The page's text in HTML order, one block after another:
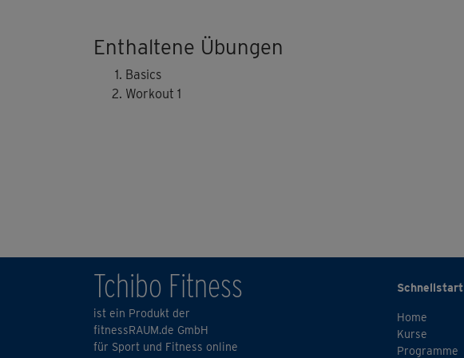
Enthaltene Übungen
Basics
Workout 1
Tchibo Fitness
ist ein Produkt der
fitnessRAUM.de GmbH
für Sport und Fitness online
Schnellstart
Home
Kurse
Programme